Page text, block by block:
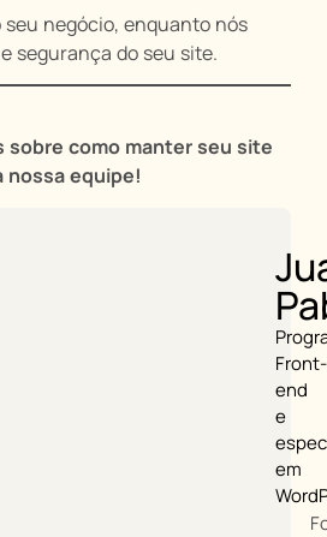
negócio, enquanto nós
segurança do seu site.
sobre como manter seu site
nossa equipe!
Front-
end
e
em